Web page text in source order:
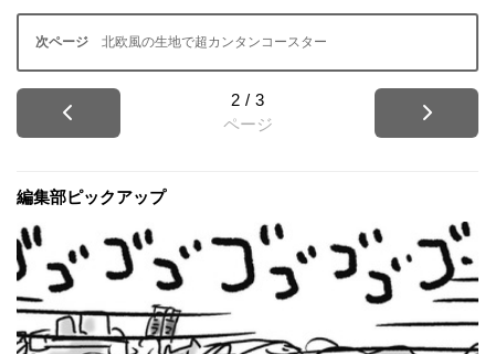
北欧風の生地で超カンタンコースター
2 / 3
ページ
編集部ピックアップ